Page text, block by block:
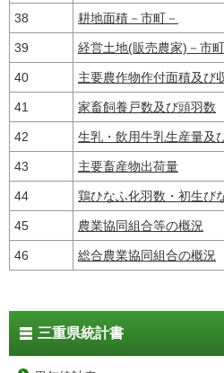
38 耕地面積－市町－
39 経営土地(販売農家)－市
40 主要農作物作付面積及び
41 家畜飼養戸数及び頭羽数
42 生乳・飲用牛乳生産量及
43 主要畜産物出荷量
44 鶏ひなふ化羽数・初生び
45 農業協同組合等の概況
46 総合農業協同組合の概況
三重県統計書